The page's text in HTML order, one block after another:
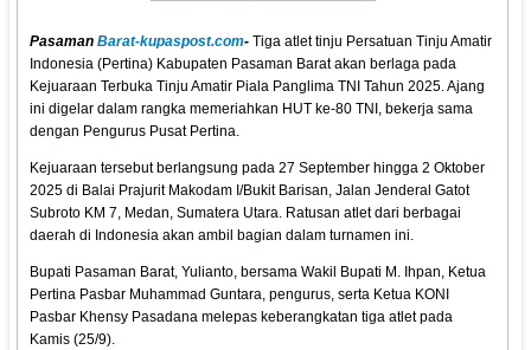
PasamanBarat-kupaspost.com- Tiga atlet tinju Persatuan Tinju Amatir
Indonesia (Pertina) Kabupaten Pasaman Barat akan berlaga pada
Kejuaraan Terbuka Tinju Amatir Piala Panglima TNI Tahun 2025. Ajang
ini digelar dalam rangka memeriahkan HUT ke-80 TNI, bekerja sama
dengan Pengurus Pusat Pertina.
Kejuaraan tersebut berlangsung pada 27 September hingga 2 Oktober
2025 di Balai Prajurit Makodam I/Bukit Barisan, Jalan Jenderal Gatot
Subroto KM 7, Medan, Sumatera Utara. Ratusan atlet dari berbagai
daerah di Indonesia akan ambil bagian dalam turnamen ini.
Bupati Pasaman Barat, Yulianto, bersama Wakil Bupati M. Ihpan, Ketua
Pertina Pasbar Muhammad Guntara, pengurus, serta Ketua KONI
Pasbar Khensy Pasadana melepas keberangkatan tiga atlet pada
Kamis (25/9).